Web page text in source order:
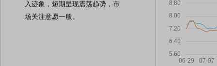
入迹象，短期呈现震荡趋势，市
场关注意愿一般。